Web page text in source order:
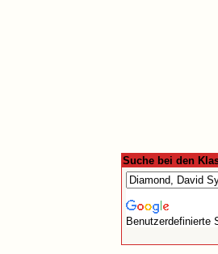
Suche bei den
Benutzerdefinierte